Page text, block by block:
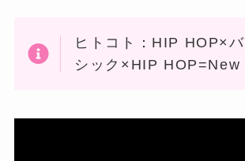
ヒトコト：HIP HOP×
シック×HIP